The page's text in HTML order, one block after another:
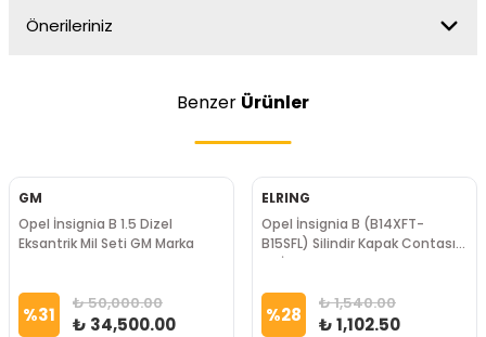
Önerileriniz
Benzer Ürünler
GM
Opel İnsignia B 1.5 Dizel
Eksantrik Mil Seti GM Marka
%31 ₺ 50,000.00
₺ 34,500.00
ELRING
Opel İnsignia B (B14XFT-
B15SFL) Silindir Kapak Contası
ELRİNG Marka
%28 ₺ 1,540.00
₺ 1,102.50